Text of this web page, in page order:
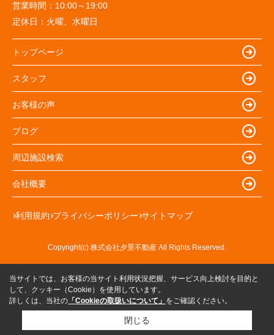
営業時間： 10:00～19:00
定休日： 火曜、水曜日
トップページ
スタッフ
お客様の声
ブログ
周辺施設検索
会社概要
利用規約 プライバシーポリシー サイトマップ
Copyright(c) 株式会社夕景不動産 All Rights Reserved.
当サイトでは、お客様の当サイト利用状況把握、サービス向上検討を目的と
して、クッキー（Cookie）を使用しています。
詳しくは、当社の 「Cookieの取扱いについて」 をご確認ください。
閉じる